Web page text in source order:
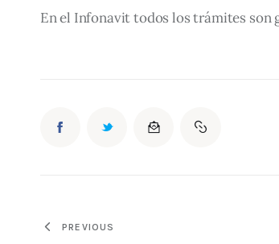
En el Infonavit todos los trámites
PREVIOUS